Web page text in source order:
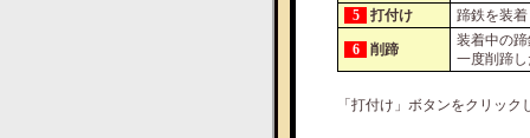
5
打付け 蹄鉄を装
6 削蹄
装着中の
一度削蹄
「打付け」ボタンをクリッ